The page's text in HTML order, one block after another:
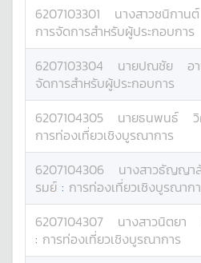
6207103301 นางสาวชนิกานต์
การจัดการสำหรับผู้ประกอบการ
6207103304 นายปณชัย อ
จัดการสำหรับผู้ประกอบการ
6207104305 นายธนพนธ์
การท่องเที่ยวเชิงบูรณาการ
6207104306 นางสาวธัญญา
รมย์ : การท่องเที่ยวเชิงบูรณาก
6207104307 นางสาวนิตยา
: การท่องเที่ยวเชิงบูรณาการ